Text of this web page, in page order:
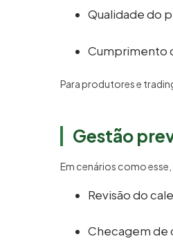
Qualidade do
Cumprimento
Para produtores e
Gestão
Em cenários como
Revisão do
Checagem de